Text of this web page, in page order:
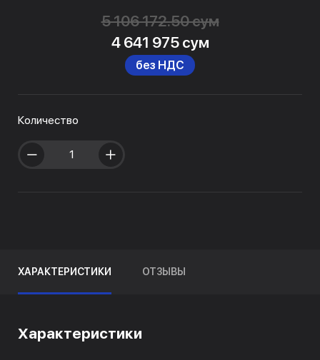
5 106 172.50 сум
4 641 975 сум
без НДС
Количество
ХАРАКТЕРИСТИКИ ОТЗЫВЫ
Характеристики